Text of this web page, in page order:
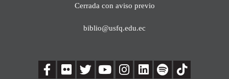
Cerrada con aviso previo
biblio@usfq.edu.ec